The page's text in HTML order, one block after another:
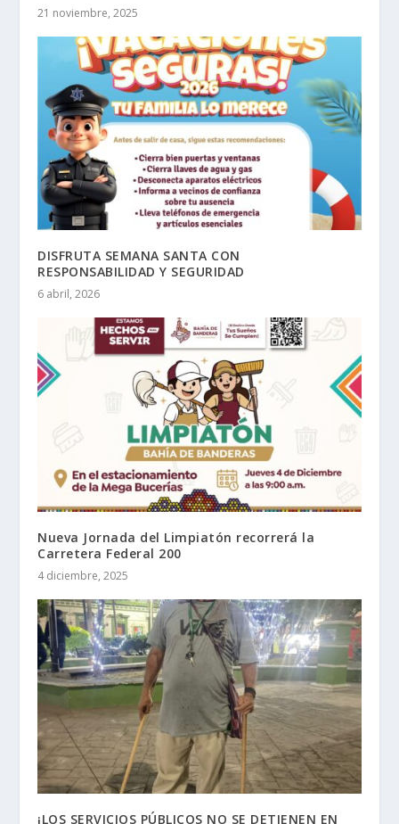
21 noviembre, 2025
DISFRUTA SEMANA SANTA CON
RESPONSABILIDAD Y SEGURIDAD
6 abril, 2026
Nueva Jornada del Limpiatón recorrerá la
Carretera Federal 200
4 diciembre, 2025
¡LOS SERVICIOS PÚBLICOS NO SE DETIENEN EN